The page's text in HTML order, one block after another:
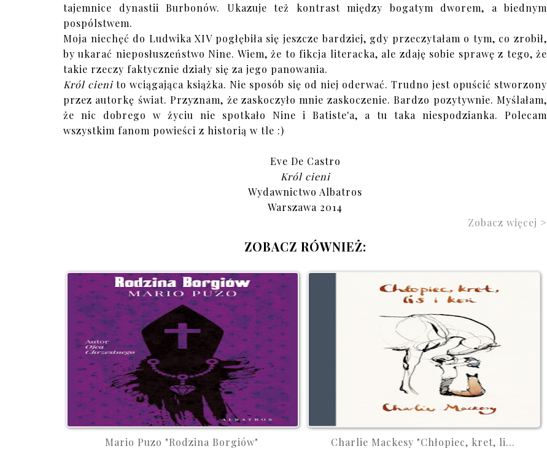
tajemnice dynastii Burbonów. Ukazuje też kontrast między bogatym dworem, a biednym
pospólstwem.
Moja niechęć do Ludwika XIV pogłębiła się jeszcze bardziej, gdy przeczytałam o tym, co zrobił,
by ukarać nieposłuszeństwo Nine. Wiem, że to fikcja literacka, ale zdaję sobie sprawę z tego, że
takie rzeczy faktycznie działy się za jego panowania.
Król cienito wciągająca książka. Nie sposób się od niej oderwać. Trudno jest opuścić stworzony
przez autorkę świat. Przyznam, że zaskoczyło mnie zaskoczenie. Bardzo pozytywnie. Myślałam,
że nic dobrego w życiu nie spotkało Nine i Batiste'a, a tu taka niespodzianka. Polecam
wszystkim fanom powieści z historią w tle :)
Eve De Castro
Król cieni
Wydawnictwo Albatros
Warszawa 2014
Zobacz więcej >
ZOBACZ RÓWNIEŻ:
Mario Puzo "Rodzina Borgiów" Charlie Mackesy "Chłopiec, kret, li...